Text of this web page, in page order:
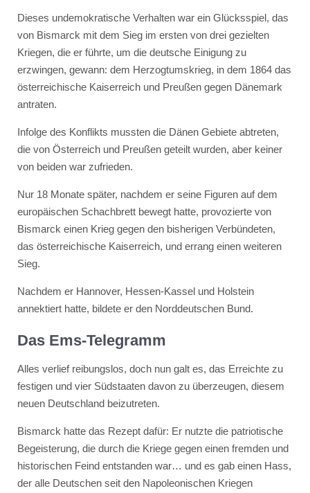
Dieses undemokratische Verhalten war ein Glücksspiel, das
von Bismarck mit dem Sieg im ersten von drei gezielten
Kriegen, die er führte, um die deutsche Einigung zu
erzwingen, gewann: dem Herzogtumskrieg, in dem 1864 das
österreichische Kaiserreich und Preußen gegen Dänemark
antraten.
Infolge des Konflikts mussten die Dänen Gebiete abtreten,
die von Österreich und Preußen geteilt wurden, aber keiner
von beiden war zufrieden.
Nur 18 Monate später, nachdem er seine Figuren auf dem
europäischen Schachbrett bewegt hatte, provozierte von
Bismarck einen Krieg gegen den bisherigen Verbündeten,
das österreichische Kaiserreich, und errang einen weiteren
Sieg.
Nachdem er Hannover, Hessen-Kassel und Holstein
annektiert hatte, bildete er den Norddeutschen Bund.
Das Ems-Telegramm
Alles verlief reibungslos, doch nun galt es, das Erreichte zu
festigen und vier Südstaaten davon zu überzeugen, diesem
neuen Deutschland beizutreten.
Bismarck hatte das Rezept dafür: Er nutzte die patriotische
Begeisterung, die durch die Kriege gegen einen fremden und
historischen Feind entstanden war… und es gab einen Hass,
der alle Deutschen seit den Napoleonischen Kriegen